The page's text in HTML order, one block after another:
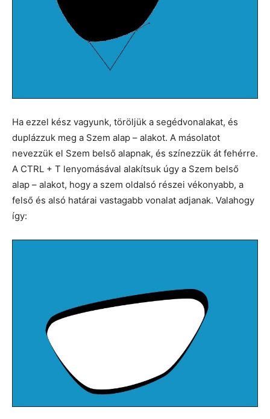
Ha ezzel kész vagyunk, töröljük a segédvonalakat, és
duplázzuk meg a Szem alap – alakot. A másolatot
nevezzük el Szem belső alapnak, és színezzük át fehérre.
A CTRL + T lenyomásával alakítsuk úgy a Szem belső
alap – alakot, hogy a szem oldalsó részei vékonyabb, a
felső és alsó határai vastagabb vonalat adjanak. Valahogy
így: